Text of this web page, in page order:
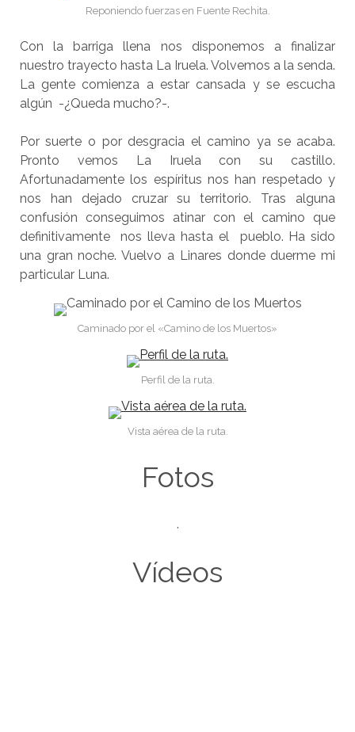
Reponiendo fuerzas en Fuente Rechita.
Con la barriga llena nos disponemos a finalizar
nuestro trayecto hasta La Iruela. Volvemos a la senda.
La gente comienza a estar cansada y se escucha
algún -¿Queda mucho?-.
Por suerte o por desgracia el camino ya se acaba.
Pronto vemos La Iruela con su castillo.
Afortunadamente los espíritus nos han respetado y
nos han dejado cruzar su territorio. Tras alguna
confusión conseguimos atinar con el camino que
definitivamente nos lleva hasta el pueblo. Ha sido
una gran noche. Vuelvo a Linares donde duerme mi
particular Luna.
Caminado por el «Camino de los Muertos»
Perfil de la ruta.
Vista aérea de la ruta.
Fotos
.
Vídeos